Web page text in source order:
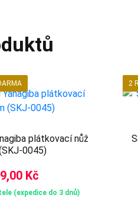
plátkovací nůž
0045)
Kč
(expedice do 3 dnů)
2